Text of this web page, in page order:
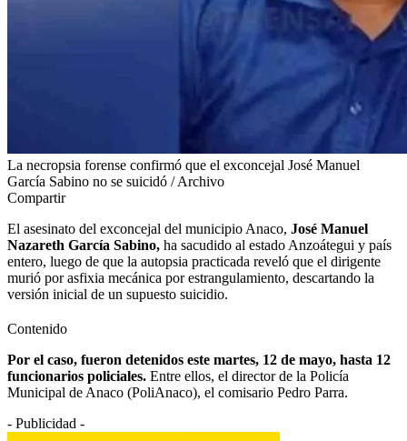
La necropsia forense confirmó que el exconcejal José Manuel
García Sabino no se suicidó / Archivo
Compartir
El asesinato del exconcejal del municipio Anaco, José Manuel
Nazareth García Sabino, ha sacudido al estado Anzoátegui y país
entero, luego de que la autopsia practicada reveló que el dirigente
murió por asfixia mecánica por estrangulamiento, descartando la
versión inicial de un supuesto suicidio.
Contenido
Por el caso, fueron detenidos este martes, 12 de mayo, hasta 12
funcionarios policiales. Entre ellos, el director de la Policía
Municipal de Anaco (PoliAnaco), el comisario Pedro Parra.
- Publicidad -